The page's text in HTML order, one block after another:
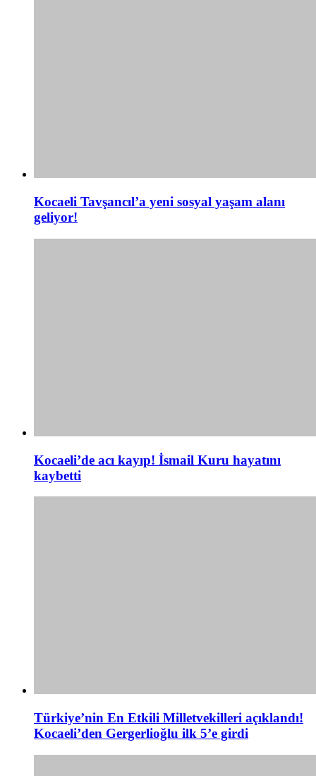
Kocaeli Tavşancıl’a yeni sosyal yaşam alanı
geliyor!
Kocaeli’de acı kayıp! İsmail Kuru hayatını
kaybetti
Türkiye’nin En Etkili Milletvekilleri açıklandı!
Kocaeli’den Gergerlioğlu ilk 5’e girdi